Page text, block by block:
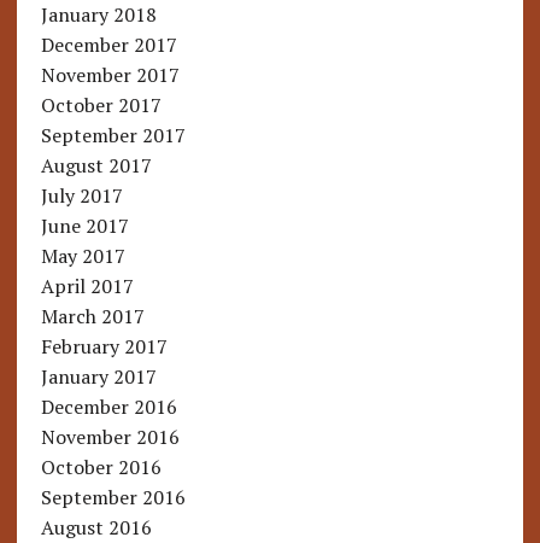
January 2018
December 2017
November 2017
October 2017
September 2017
August 2017
July 2017
June 2017
May 2017
April 2017
March 2017
February 2017
January 2017
December 2016
November 2016
October 2016
September 2016
August 2016